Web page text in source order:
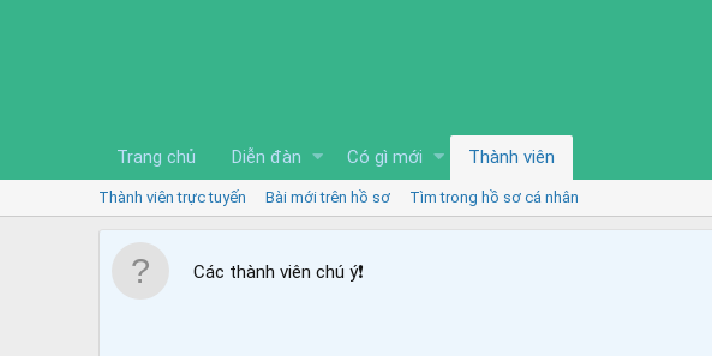
Trang chủ Diễn đàn Có gì mới Thành viên
Thành viên trực tuyến Bài mới trên hồ sơ Tìm trong hồ sơ cá nhân
Các thành viên chú ý❗️